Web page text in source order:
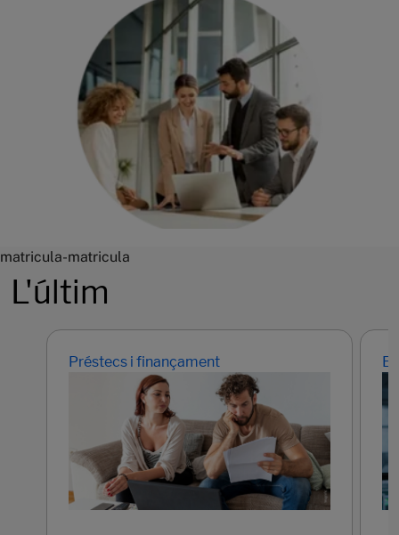
matricula-matricula
L'últim
Préstecs i finançament